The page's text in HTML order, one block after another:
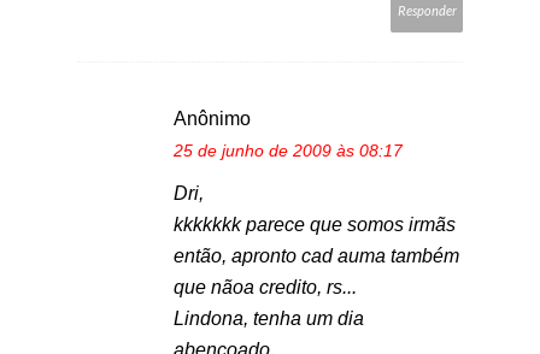
Responder
Anônimo
25 de junho de 2009 às 08:17
Dri,
kkkkkkk parece que somos irmãs
então, apronto cad auma também
que nãoa credito, rs...
Lindona, tenha um dia
abençoado,